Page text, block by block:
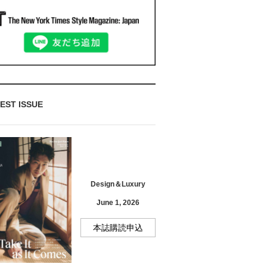
ISSUE
Design＆Luxury
June 1, 2026
本誌購読申込